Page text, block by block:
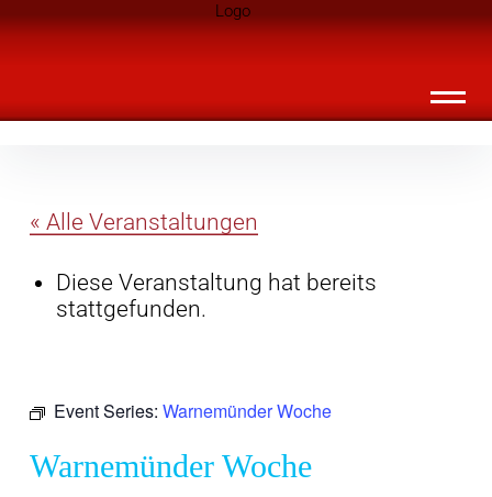
überspringen
Landknirpse – Die Zeitschrift für Leute
« Alle Veranstaltungen
Diese Veranstaltung hat bereits
stattgefunden.
Event Series: Warnemünder Woche
Warnemünder Woche